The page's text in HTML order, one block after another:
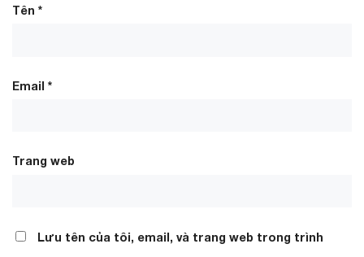
Tên *
Email *
Trang web
Lưu tên của tôi, email, và trang web trong trình